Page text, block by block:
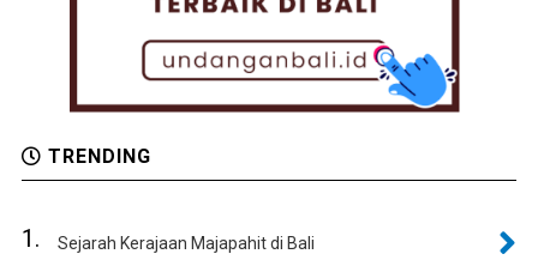
TRENDING
1. Sejarah Kerajaan Majapahit di Bali